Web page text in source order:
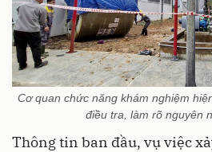
Cơ quan chức năng khám nghiệm
điều tra, làm rõ nguyên
Thông tin ban đầu, vụ việc